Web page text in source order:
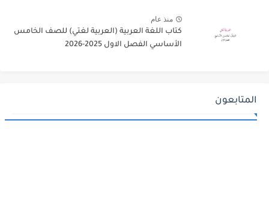
منذ عام
كتاب اللغة العربية (العربية لغتي) للصف الخامس
الأساسي الفصل الاول 2025-2026
المتابعون